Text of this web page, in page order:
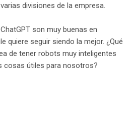
divisiones de la empresa.
son muy buenas en
quiere seguir siendo la mejor. ¿Qué
de tener robots muy inteligentes
cosas útiles para nosotros?